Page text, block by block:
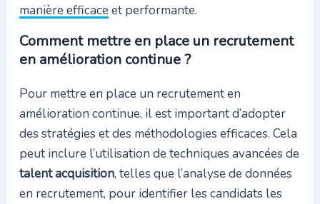
manière efficaceet performante.
Comment mettre en place un recrutement
en amélioration continue ?
Pour mettre en place un recrutement en
amélioration continue, il est important d’adopter
des stratégies et des méthodologies efficaces. Cela
peut inclure l’utilisation de techniques avancées de
talent acquisition, telles que l’analyse de données
en recrutement, pour identifier les candidats les